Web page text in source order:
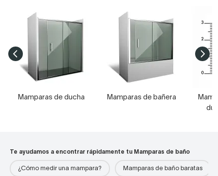
Mamparas de ducha Mamparas de bañera
Te ayudamos a encontrar rápidamente tu Mamparas de baño
¿Cómo medir una mampara? Mamparas de baño baratas